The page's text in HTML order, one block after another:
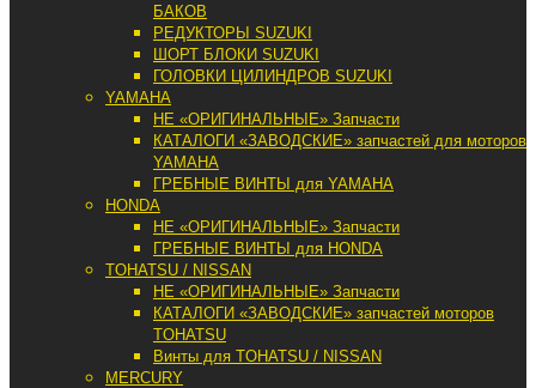
БАКОВ
РЕДУКТОРЫ SUZUKI
ШОРТ БЛОКИ SUZUKI
ГОЛОВКИ ЦИЛИНДРОВ SUZUKI
YAMAHA
НЕ «ОРИГИНАЛЬНЫЕ» Запчасти
КАТАЛОГИ «ЗАВОДСКИЕ» запчастей для моторов
YAMAHA
ГРЕБНЫЕ ВИНТЫ для YAMAHA
HONDA
НЕ «ОРИГИНАЛЬНЫЕ» Запчасти
ГРЕБНЫЕ ВИНТЫ для HONDA
TOHATSU / NISSAN
НЕ «ОРИГИНАЛЬНЫЕ» Запчасти
КАТАЛОГИ «ЗАВОДСКИЕ» запчастей моторов
TOHATSU
Винты для TOHATSU / NISSAN
MERCURY